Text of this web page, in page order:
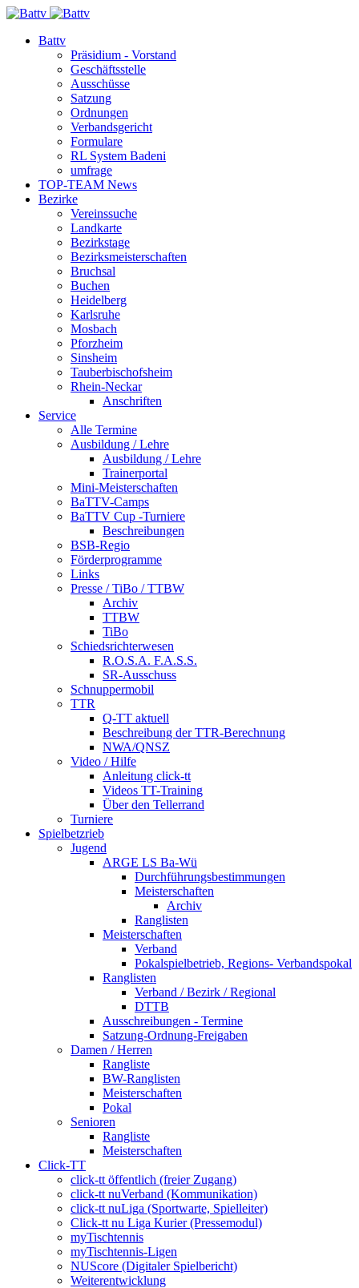
Battv
Präsidium - Vorstand
Geschäftsstelle
Ausschüsse
Satzung
Ordnungen
Verbandsgericht
Formulare
RL System Badeni
umfrage
TOP-TEAM News
Bezirke
Vereinssuche
Landkarte
Bezirkstage
Bezirksmeisterschaften
Bruchsal
Buchen
Heidelberg
Karlsruhe
Mosbach
Pforzheim
Sinsheim
Tauberbischofsheim
Rhein-Neckar
Anschriften
Service
Alle Termine
Ausbildung / Lehre
Ausbildung / Lehre
Trainerportal
Mini-Meisterschaften
BaTTV-Camps
BaTTV Cup -Turniere
Beschreibungen
BSB-Regio
Förderprogramme
Links
Presse / TiBo / TTBW
Archiv
TTBW
TiBo
Schiedsrichterwesen
R.O.S.A. F.A.S.S.
SR-Ausschuss
Schnuppermobil
TTR
Q-TT aktuell
Beschreibung der TTR-Berechnung
NWA/QNSZ
Video / Hilfe
Anleitung click-tt
Videos TT-Training
Über den Tellerrand
Turniere
Spielbetzrieb
Jugend
ARGE LS Ba-Wü
Durchführungsbestimmungen
Meisterschaften
Archiv
Ranglisten
Meisterschaften
Verband
Pokalspielbetrieb, Regions- Verbandspokal
Ranglisten
Verband / Bezirk / Regional
DTTB
Ausschreibungen - Termine
Satzung-Ordnung-Freigaben
Damen / Herren
Rangliste
BW-Ranglisten
Meisterschaften
Pokal
Senioren
Rangliste
Meisterschaften
Click-TT
click-tt öffentlich (freier Zugang)
click-tt nuVerband (Kommunikation)
click-tt nuLiga (Sportwarte, Spielleiter)
Click-tt nu Liga Kurier (Pressemodul)
myTischtennis
myTischtennis-Ligen
NUScore (Digitaler Spielbericht)
Weiterentwicklung